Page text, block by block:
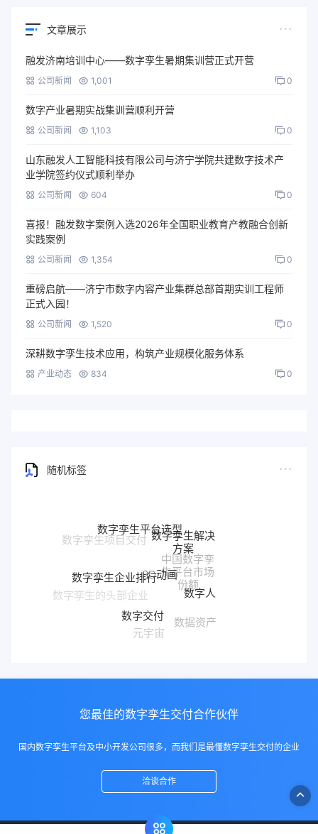
文章展示
融发济南培训中心——数字孪生暑期集训营正式开营
公司新闻 1,001 0
数字产业暑期实战集训营顺利开营
公司新闻 1,103 0
山东融发人工智能科技有限公司与济宁学院共建数字技术产
业学院签约仪式顺利举办
公司新闻 604 0
喜报！融发数字案例入选2026年全国职业教育产教融合创新
实践案例
公司新闻 1,354 0
重磅启航——济宁市数字内容产业集群总部首期实训工程师
正式入园！
公司新闻 1,520 0
深耕数字孪生技术应用，构筑产业规模化服务体系
产业动态 834 0
随机标签
数字孪生平台选型
数字孪生解决
方案
中国数字孪
生平台市场
份额
数字孪生的头部企业
数字孪生企业排行3D动画
数字人
数据资产
元宇宙
数字交付
您最佳的数字孪生交付合作伙伴
国内数字孪生平台及中小开发公司很多，而我们是最懂数字孪生交付的企业
洽谈合作